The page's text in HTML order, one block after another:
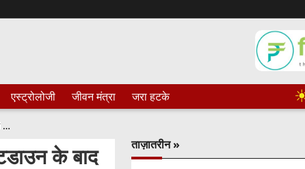
एस्ट्रोलोजी जीवन मंत्रा जरा हटके
यूपीः सुल्तानपुर में फाल्ट ठीक करते समय लाइनमैन झुलसा, शटडाउन के बाद भी कर दी गई बिजली की आपूर्ति
के बाद
ताज़ातरीन »